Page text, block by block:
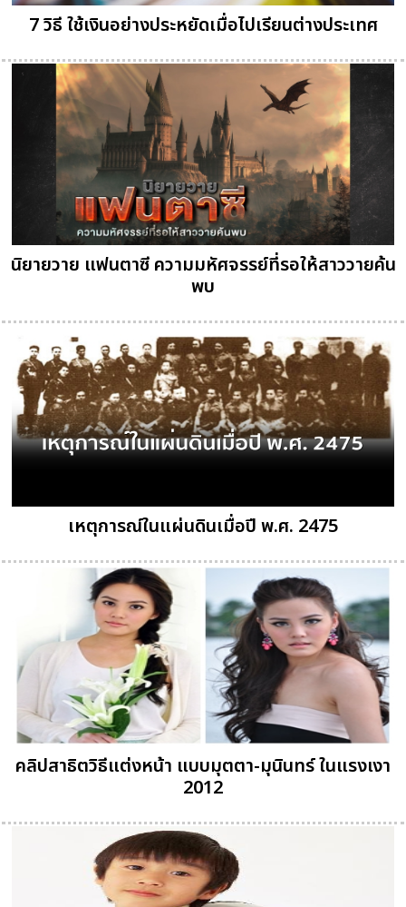
7 วิธี ใช้เงินอย่างประหยัดเมื่อไปเรียนต่างประเทศ
นิยายวาย แฟนตาซี ความมหัศจรรย์ที่รอให้สาววายค้น
พบ
เหตุการณ์ในแผ่นดินเมื่อปี พ.ศ. 2475
คลิปสาธิตวิธีแต่งหน้า แบบมุตตา-มุนินทร์ ในแรงเงา
2012